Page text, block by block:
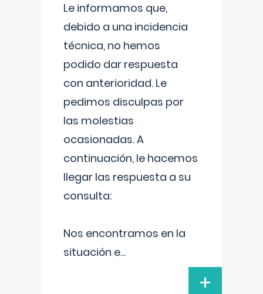
Le informamos que,
debido a una incidencia
técnica, no hemos
podido dar respuesta
con anterioridad. Le
pedimos disculpas por
las molestias
ocasionadas. A
continuación, le hacemos
llegar las respuesta a su
consulta:
Nos encontramos en la
situación e...
+